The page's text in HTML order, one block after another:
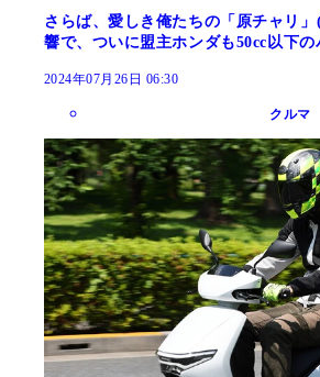
さらば、愛しき俺たちの「原チャリ
響で、ついに盟主ホンダも50cc以下
2024年07月26日 06:30
クルマ